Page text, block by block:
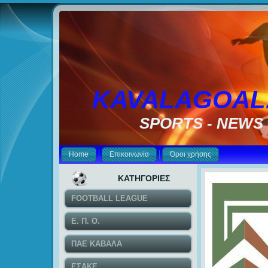
SPORTS - NEWS
Home Επικοινωνία Όροι χρήσης
ΚΑΤΗΓΟΡΙΕΣ
FOOTBALL LEAGUE
Ε. Π. Ο.
ΠΑΕ ΚΑΒΑΛΑ